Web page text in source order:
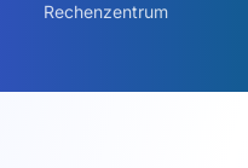
Rechenzentrum